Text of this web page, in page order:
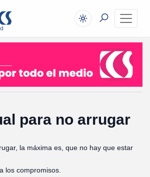
para no arrugar
la máxima es, que no hay que estar
los compromisos.